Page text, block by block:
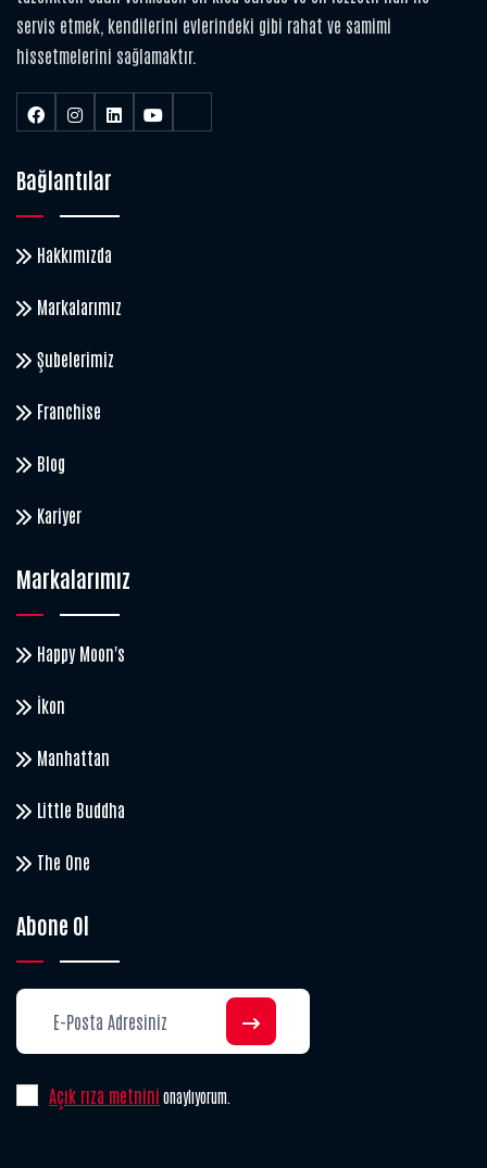
servis etmek, kendilerini evlerindeki gibi rahat ve samimi
hissetmelerini sağlamaktır.
Bağlantılar
Hakkımızda
Markalarımız
Şubelerimiz
Franchise
Blog
Kariyer
Markalarımız
Happy Moon's
İkon
Manhattan
Little Buddha
The One
Abone Ol
Açık rıza metnini onaylıyorum.